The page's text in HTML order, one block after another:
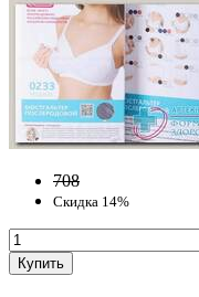
708
Скидка 14%